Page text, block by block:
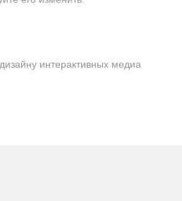
интерактивных медиа